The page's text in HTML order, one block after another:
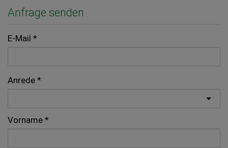
Anfrage senden
E-Mail
Anrede
Vorname